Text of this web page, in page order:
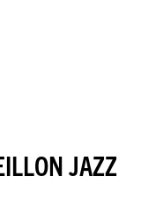
JAZZ